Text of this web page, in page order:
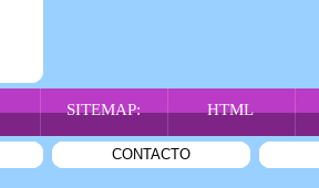
SITEMAP: HTML
CONTACTO